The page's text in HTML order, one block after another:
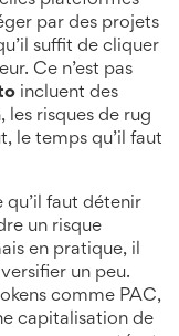
par des projets
suffit de cliquer
Ce n’est pas
incluent des
les risques de rug
le temps qu’il faut
qu’il faut détenir
un risque
en pratique, il
un peu.
comme PAC,
capitalisation de